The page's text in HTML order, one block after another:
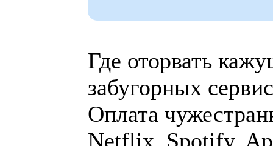
Где оторвать
забугорных
Оплата
Netflix, Spotify,